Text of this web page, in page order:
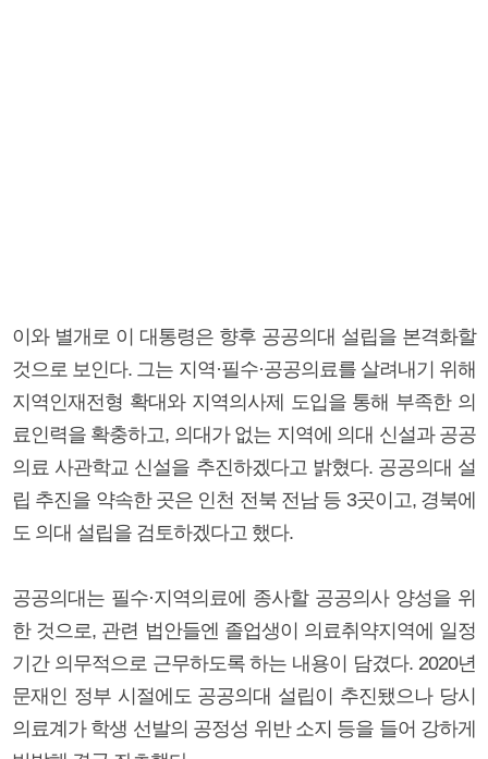
이와 별개로 이 대통령은 향후 공공의대 설립을 본격화할
것으로 보인다. 그는 지역·필수·공공의료를 살려내기 위해
지역인재전형 확대와 지역의사제 도입을 통해 부족한 의
료인력을 확충하고, 의대가 없는 지역에 의대 신설과 공공
의료 사관학교 신설을 추진하겠다고 밝혔다. 공공의대 설
립 추진을 약속한 곳은 인천 전북 전남 등 3곳이고, 경북에
도 의대 설립을 검토하겠다고 했다.
공공의대는 필수·지역의료에 종사할 공공의사 양성을 위
한 것으로, 관련 법안들엔 졸업생이 의료취약지역에 일정
기간 의무적으로 근무하도록 하는 내용이 담겼다. 2020년
문재인 정부 시절에도 공공의대 설립이 추진됐으나 당시
의료계가 학생 선발의 공정성 위반 소지 등을 들어 강하게